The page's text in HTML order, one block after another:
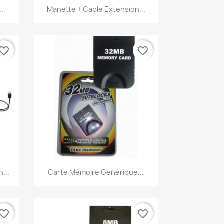
Aperçu rapide
Manette + Cable Extension...
Aperçu rapide
Carte Mémoire Générique...
favorite_border
favorite_border